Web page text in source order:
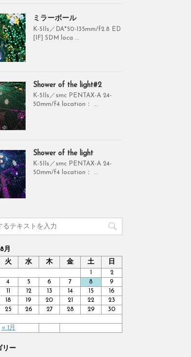
ミラーボール
K-5IIs／DA*50-135mm/f2.8 ED
[IF] SDM loca ...
Shower of the light#2
K-5IIs／smc PENTAX-A 24-
50mm/f4 location： ...
Shower of the light
K-5IIs／smc PENTAX-A 24-
50mm/f4 location： ...
月
火 水 木 金 土 日
« 1月
1
2
4 5 6 7 8
9
11 12 13 14 15
16
18 19 20 21 22
23
25 26 27 28 29
30
リー